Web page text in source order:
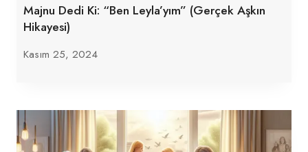
Majnu Dedi Ki: “Ben Leyla’yım” (Gerçek Aşkın
Hikayesi)
Kasım 25, 2024